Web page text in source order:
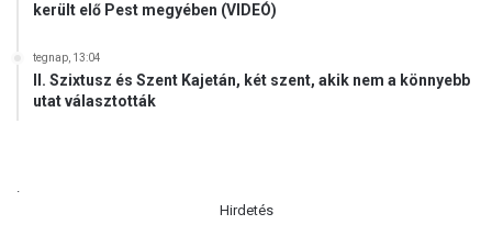
került elő Pest megyében (VIDEÓ)
tegnap, 13:04
II. Szixtusz és Szent Kajetán, két szent, akik nem a könnyebb
utat választották
.
Hirdetés